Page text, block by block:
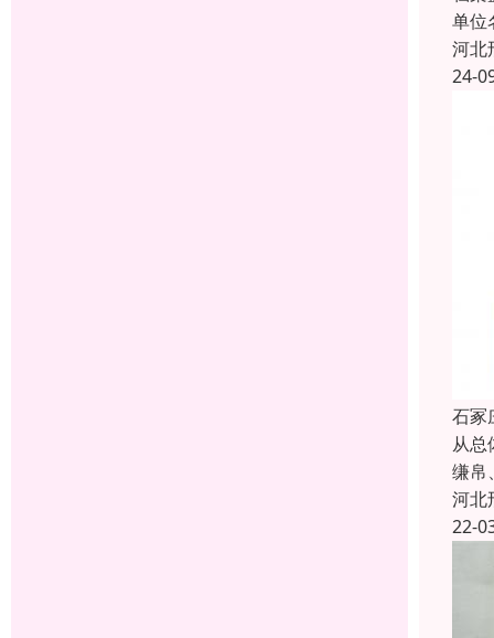
单位
河北
24-
石冢
从总
缣帛
河北
22-